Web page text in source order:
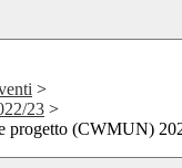
>
23 >
progetto (CWMUN)